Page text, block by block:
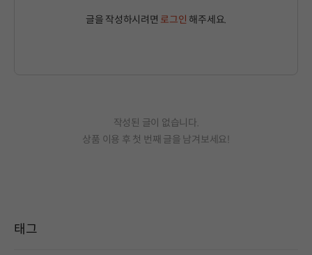
글을 작성하시려면 로그인 해주세요.
작성된 글이 없습니다.
상품 이용 후 첫 번째 글을 남겨보세요!
태그